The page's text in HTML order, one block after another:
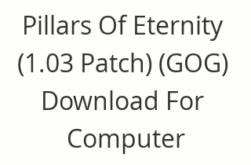
Pillars Of Eternity
(1.03 Patch) (GOG)
Download For
Computer